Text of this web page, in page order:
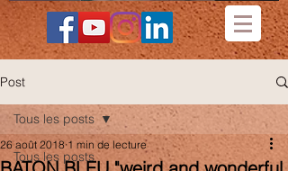
Post
Tous les posts
Tous les posts
26 août 2018 1 min de lecture